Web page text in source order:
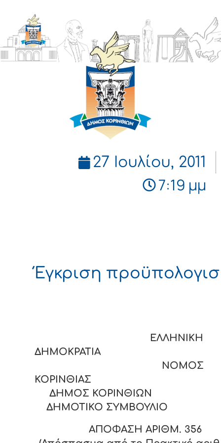
ΔΗΜΟΣ
ΚΟΡΙΝΘΙΩΝ
27 Ιουλίου, 2011
7:19 μμ
Έγκριση
ΕΛΛΗΝΙΚΗ
ΔΗΜΟΚΡΑΤΙΑ
ΝΟΜΟΣ
ΚΟΡΙΝΘΙΑΣ
ΔΗΜΟΣ ΚΟΡΙΝΘΙΩΝ
ΔΗΜΟΤΙΚΟ ΣΥΜΒΟΥΛΙΟ
ΑΠΟΦΑΣΗ ΑΡΙΘΜ. 356